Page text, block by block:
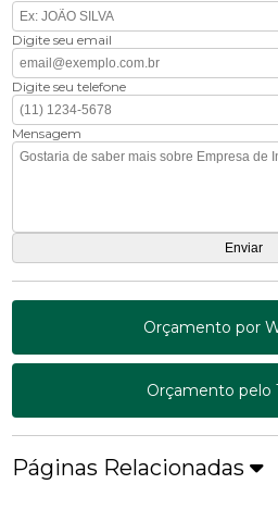
Digite seu email
Digite seu telefone
Mensagem
Orçamento por
Orçamento pelo
Páginas Relacionadas